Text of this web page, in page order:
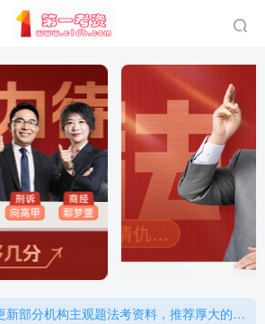
重要通知：因网站调整，现已经关闭手机号登录，请手机注册用户及时添加客服微信（微信号：dykz180），客服会协助将登陆方式更改为邮箱登录！
更新提示：已经更新部分机构主观题法考资料，推荐厚大的考点清单，高清版，特别适合学习！
更新提示：已经更新部分机构主观题法考资料，推荐厚大的考点清单，高清版，特别适合学习！